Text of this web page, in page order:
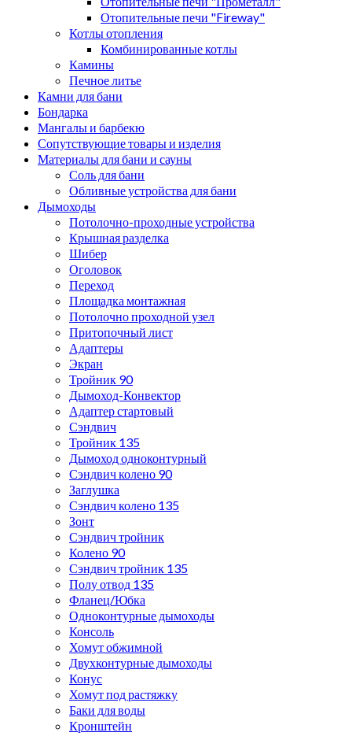
Отопительные печи "Fireway"
Котлы отопления
Комбинированные котлы
Камины
Печное литье
Камни для бани
Бондарка
Мангалы и барбекю
Сопутствующие товары и изделия
Материалы для бани и сауны
Соль для бани
Обливные устройства для бани
Дымоходы
Потолочно-проходные устройства
Крышная разделка
Шибер
Оголовок
Переход
Площадка монтажная
Потолочно проходной узел
Притопочный лист
Адаптеры
Экран
Тройник 90
Дымоход-Конвектор
Адаптер стартовый
Сэндвич
Тройник 135
Дымоход одноконтурный
Сэндвич колено 90
Заглушка
Сэндвич колено 135
Зонт
Сэндвич тройник
Колено 90
Сэндвич тройник 135
Полу отвод 135
Фланец/Юбка
Одноконтурные дымоходы
Консоль
Хомут обжимной
Двухконтурные дымоходы
Конус
Хомут под растяжку
Баки для воды
Кронштейн